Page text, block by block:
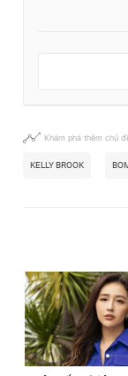
Khám phá thêm chủ
KELLY BROOK